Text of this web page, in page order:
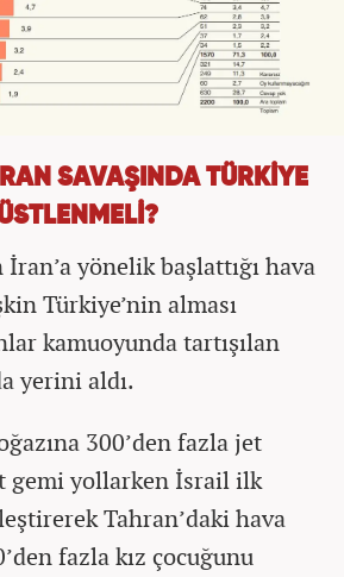
SAVAŞINDA TÜRKİYE
yönelik başlattığı hava
Türkiye’nin alması
kamuoyunda tartışılan
yerini aldı.
300’den fazla jet
gemi yollarken İsrail ilk
Tahran’daki hava
fazla kız çocuğunu